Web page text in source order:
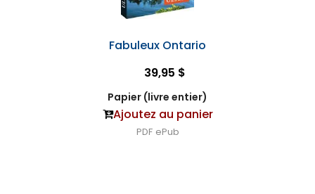
Fabuleux Ontario
39,95 $
Papier (livre entier)
Ajoutez au panier
PDF ePub